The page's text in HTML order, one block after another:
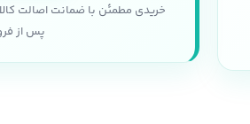
خریدی مطمئن با ضمانت اصالت
پس از